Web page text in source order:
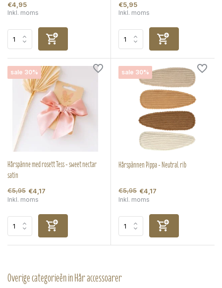
€4,95
Inkl. moms
€5,95
Inkl. moms
sale 30%
Hårspänne med rosett Tess - sweet nectar
satin
€5,95 €4,17
Inkl. moms
sale 30%
Hårspännen Pippa - Neutral rib
€5,95 €4,17
Inkl. moms
Overige categorieën in Hår accessoarer